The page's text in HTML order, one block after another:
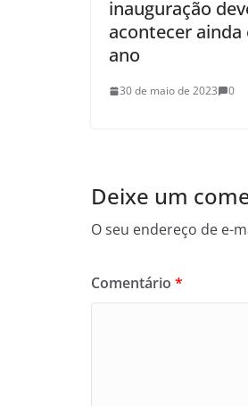
inauguração
acontecer ainda
ano
30 de maio de 2023 0
Deixe um
O seu endereço de e-
Comentário *